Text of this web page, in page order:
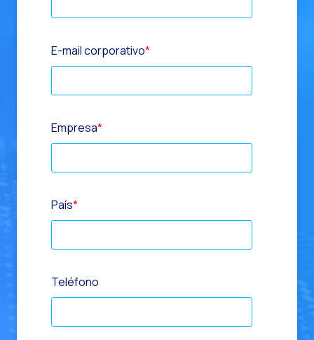
E-mail corporativo*
Empresa*
País*
Teléfono